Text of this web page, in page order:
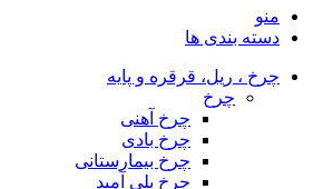
منو
دسته بندی ها
چرخ ، ریل، قرقره و پایه
چرخ
چرخ آهنی
چرخ بادی
چرخ بیمارستانی
چرخ پلی آمید